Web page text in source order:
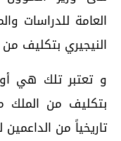
العامة للدراسات
النيجيري بتكليف
و تعتبر تلك هي
بتكليف من الملك
تاريخياً من الداعمين